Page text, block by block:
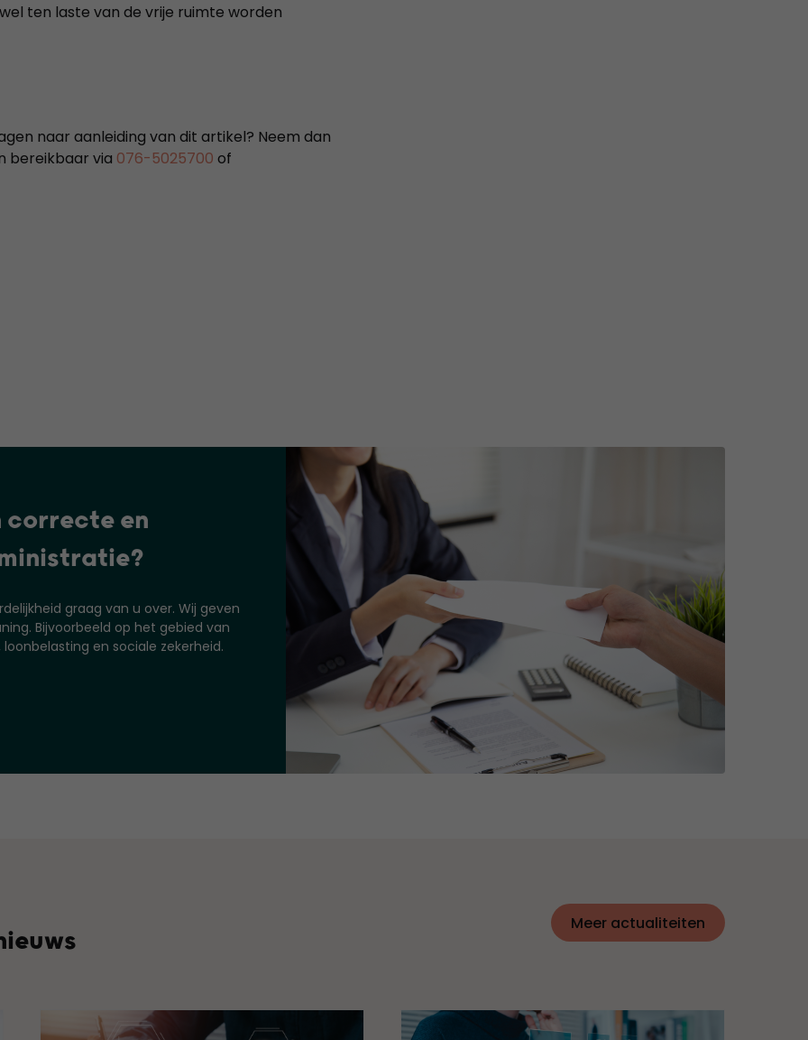
ten laste van de vrije ruimte worden
naar aanleiding van dit artikel? Neem dan
bereikbaar via 076-5025700 of
correcte en
graag van u over. Wij geven
Bijvoorbeeld op het gebied van
en sociale zekerheid.
Meer actualiteiten